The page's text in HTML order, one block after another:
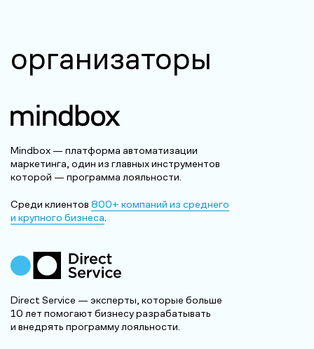
организаторы
Mindbox — платформа автоматизации
маркетинга, один из главных инструментов
которой — программа лояльности.
Среди клиентов 800+ компаний из среднего
и крупного бизнеса
Direct Service — эксперты, которые больше
10 лет помогают бизнесу разрабатывать
и внедрять программу лояльности.